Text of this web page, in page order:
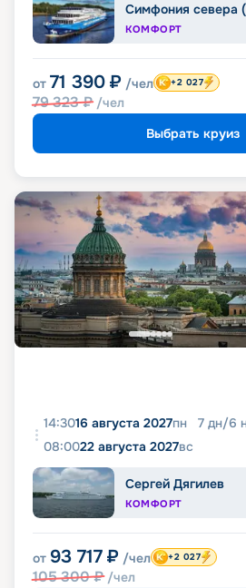
Симфония севера
КОМФОРТ
от 71 390 ₽ /чел
79 323₽ /чел
+2 027
Выбрать круиз
14:3016 августа 2027пн 7 дн/6
08:0022 августа 2027вс
Сергей Дягилев
КОМФОРТ
от 93 717 ₽ /чел
105 300₽ /чел
+2 027